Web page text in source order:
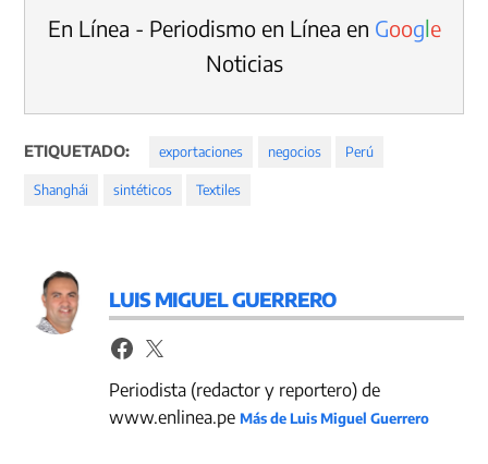
En Línea - Periodismo en Línea en Google
Noticias
ETIQUETADO: exportaciones negocios Perú
Shanghái sintéticos Textiles
LUIS MIGUEL GUERRERO
Periodista (redactor y reportero) de
www.enlinea.peMás de Luis Miguel Guerrero